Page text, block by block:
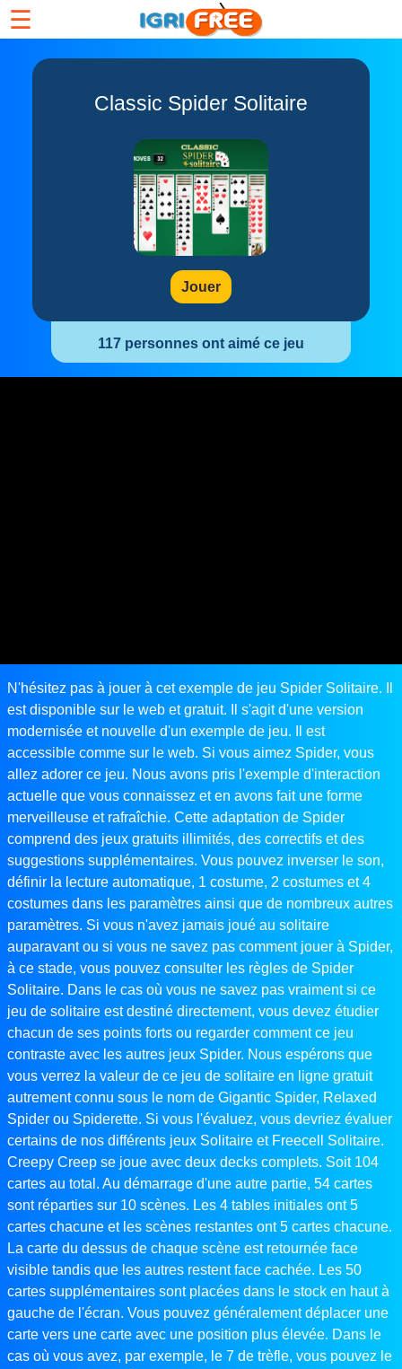
☰
Classic Spider Solitaire
Jouer
117 personnes ont aimé ce jeu
N'hésitez pas à jouer à cet exemple de jeu Spider Solitaire. Il
est disponible sur le web et gratuit. Il s'agit d'une version
modernisée et nouvelle d'un exemple de jeu. Il est
accessible comme sur le web. Si vous aimez Spider, vous
allez adorer ce jeu. Nous avons pris l'exemple d'interaction
actuelle que vous connaissez et en avons fait une forme
merveilleuse et rafraîchie. Cette adaptation de Spider
comprend des jeux gratuits illimités, des correctifs et des
suggestions supplémentaires. Vous pouvez inverser le son,
définir la lecture automatique, 1 costume, 2 costumes et 4
costumes dans les paramètres ainsi que de nombreux autres
paramètres. Si vous n'avez jamais joué au solitaire
auparavant ou si vous ne savez pas comment jouer à Spider,
à ce stade, vous pouvez consulter les règles de Spider
Solitaire. Dans le cas où vous ne savez pas vraiment si ce
jeu de solitaire est destiné directement, vous devez étudier
chacun de ses points forts ou regarder comment ce jeu
contraste avec les autres jeux Spider. Nous espérons que
vous verrez la valeur de ce jeu de solitaire en ligne gratuit
autrement connu sous le nom de Gigantic Spider, Relaxed
Spider ou Spiderette. Si vous l'évaluez, vous devriez évaluer
certains de nos différents jeux Solitaire et Freecell Solitaire.
Creepy Creep se joue avec deux decks complets. Soit 104
cartes au total. Au démarrage d'une autre partie, 54 cartes
sont réparties sur 10 scènes. Les 4 tables initiales ont 5
cartes chacune et les scènes restantes ont 5 cartes chacune.
La carte du dessus de chaque scène est retournée face
visible tandis que les autres restent face cachée. Les 50
cartes supplémentaires sont placées dans le stock en haut à
gauche de l'écran. Vous pouvez généralement déplacer une
carte vers une carte avec une position plus élevée. Dans le
cas où vous avez, par exemple, le 7 de trèfle, vous pouvez le